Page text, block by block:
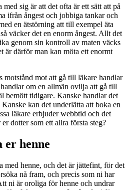
sig är att det ofta är ett sätt att på
ifrån ångest och jobbiga tankar och
en ätstörning att till exempel äta
väcker det en enorm ångest. Allt det
genom sin kontroll av maten väcks
är därför man kan möta ett enormt
motstånd mot att gå till läkare handlar
om en allmän ovilja att gå till
bemött tidigare. Kanske handlar det
kan det underlätta att boka en
läkare erbjuder webbtid och det
dotter som ett allra första steg?
henne
med henne, och det är jättefint, för det
nå fram, och precis som ni har
ni är oroliga för henne och undrar